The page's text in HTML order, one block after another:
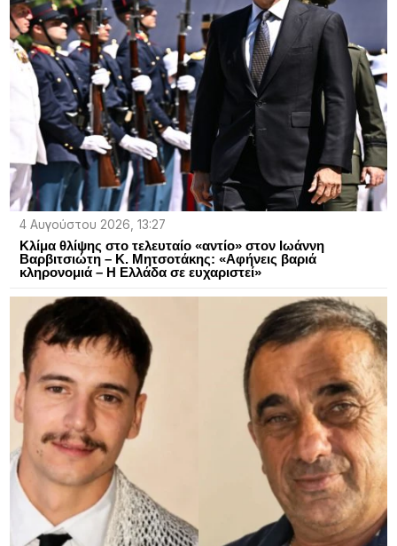
4 Αυγούστου 2026, 13:27
Κλίμα θλίψης στο τελευταίο «αντίο» στον Ιωάννη
Βαρβιτσιώτη – Κ. Μητσοτάκης: «Αφήνεις βαριά
κληρονομιά – Η Ελλάδα σε ευχαριστεί»